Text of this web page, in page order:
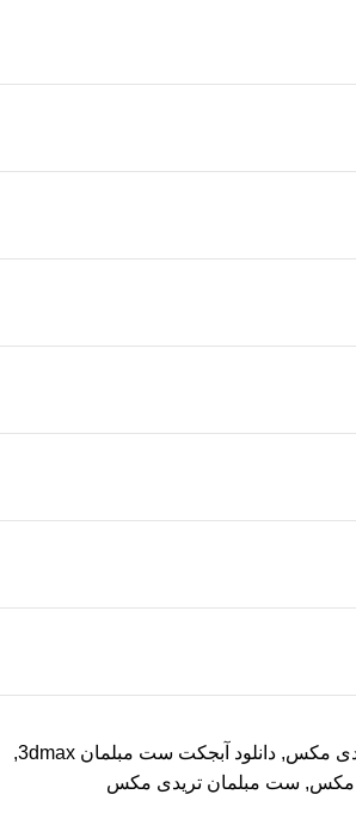
مکس, دانلود آبجکت ست مبلمان 3dmax
,
مکس, ست مبلمان تریدی مکس